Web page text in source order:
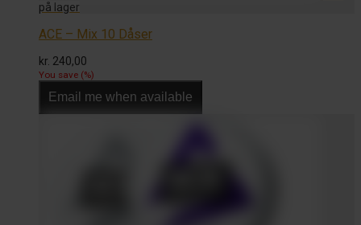
ACE – Mix 10 Dåser
kr. 240,00
You save (%)
Email me when available